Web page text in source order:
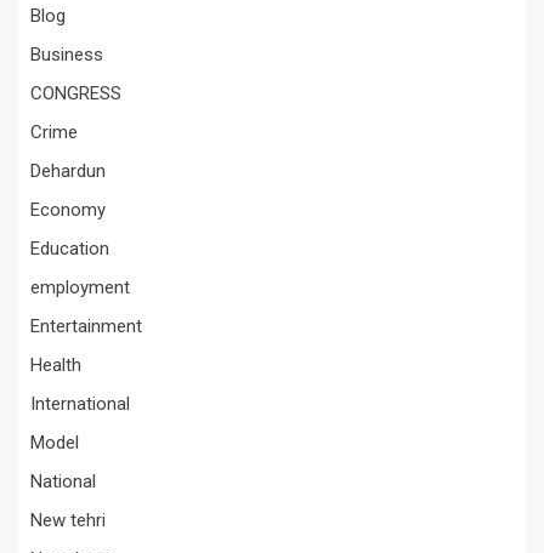
Blog
Business
CONGRESS
Crime
Dehardun
Economy
Education
employment
Entertainment
Health
International
Model
National
New tehri